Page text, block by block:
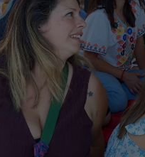
de la Jornada de